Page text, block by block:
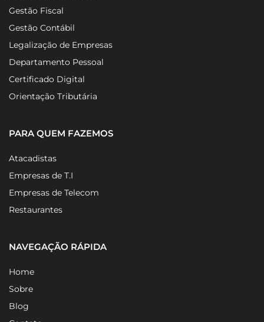
Gestão Fiscal
Gestão Contábil
Legalização de Empresas
Departamento Pessoal
Certificado Digital
Orientação Tributária
PARA QUEM FAZEMOS
Atacadistas
Empresas de T.I
Empresas de Telecom
Restaurantes
NAVEGAÇÃO RÁPIDA
Home
Sobre
Blog